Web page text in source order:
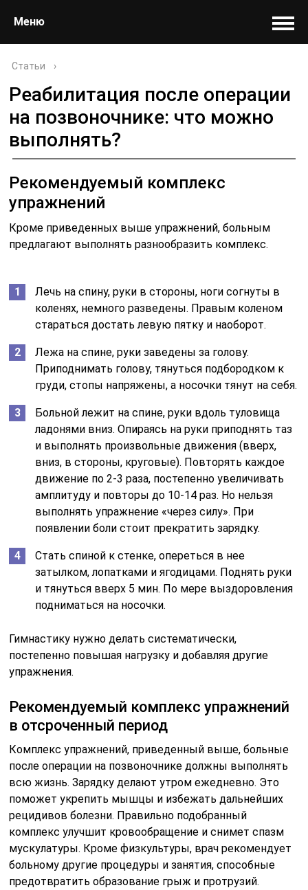
Меню
Статьи ›
Реабилитация после операции
на позвоночнике: что можно
выполнять?
Рекомендуемый комплекс
упражнений
Кроме приведенных выше упражнений, больным
предлагают выполнять разнообразить комплекс.
Лечь на спину, руки в стороны, ноги согнуты в
коленях, немного разведены. Правым коленом
стараться достать левую пятку и наоборот.
Лежа на спине, руки заведены за голову.
Приподнимать голову, тянуться подбородком к
груди, стопы напряжены, а носочки тянут на себя.
Больной лежит на спине, руки вдоль туловища
ладонями вниз. Опираясь на руки приподнять таз
и выполнять произвольные движения (вверх,
вниз, в стороны, круговые). Повторять каждое
движение по 2-3 раза, постепенно увеличивать
амплитуду и повторы до 10-14 раз. Но нельзя
выполнять упражнение «через силу». При
появлении боли стоит прекратить зарядку.
Стать спиной к стенке, опереться в нее
затылком, лопатками и ягодицами. Поднять руки
и тянуться вверх 5 мин. По мере выздоровления
подниматься на носочки.
Гимнастику нужно делать систематически,
постепенно повышая нагрузку и добавляя другие
упражнения.
Рекомендуемый комплекс упражнений
в отсроченный период
Комплекс упражнений, приведенный выше, больные
после операции на позвоночнике должны выполнять
всю жизнь. Зарядку делают утром ежедневно. Это
поможет укрепить мышцы и избежать дальнейших
рецидивов болезни. Правильно подобранный
комплекс улучшит кровообращение и снимет спазм
мускулатуры. Кроме физкультуры, врач рекомендует
больному другие процедуры и занятия, способные
предотвратить образование грыж и протрузий.